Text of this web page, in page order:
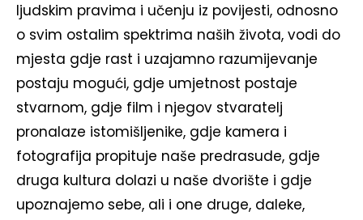
ljudskim pravima i učenju iz povijesti, odnosno
o svim ostalim spektrima naših života, vodi do
mjesta gdje rast i uzajamno razumijevanje
postaju mogući, gdje umjetnost postaje
stvarnom, gdje film i njegov stvaratelj
pronalaze istomišljenike, gdje kamera i
fotografija propituje naše predrasude, gdje
druga kultura dolazi u naše dvorište i gdje
upoznajemo sebe, ali i one druge, daleke,